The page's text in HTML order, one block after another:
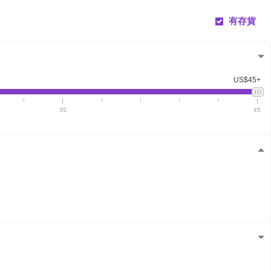
有存貨
US$45+
35 45